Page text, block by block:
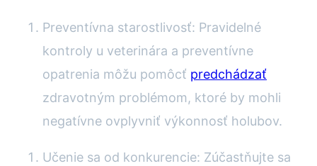
Preventívna starostlivosť: Pravidelné
kontroly u veterinára a preventívne
opatrenia môžu pomôcť predchádzať
zdravotným problémom, ktoré by mohli
negatívne ovplyvniť výkonnosť holubov.
Učenie sa od konkurencie: Zúčastňujte sa